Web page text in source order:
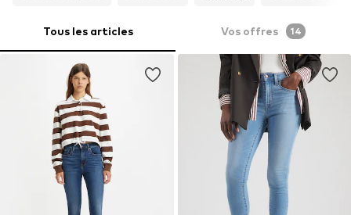
Tous les articles Vos offres 14